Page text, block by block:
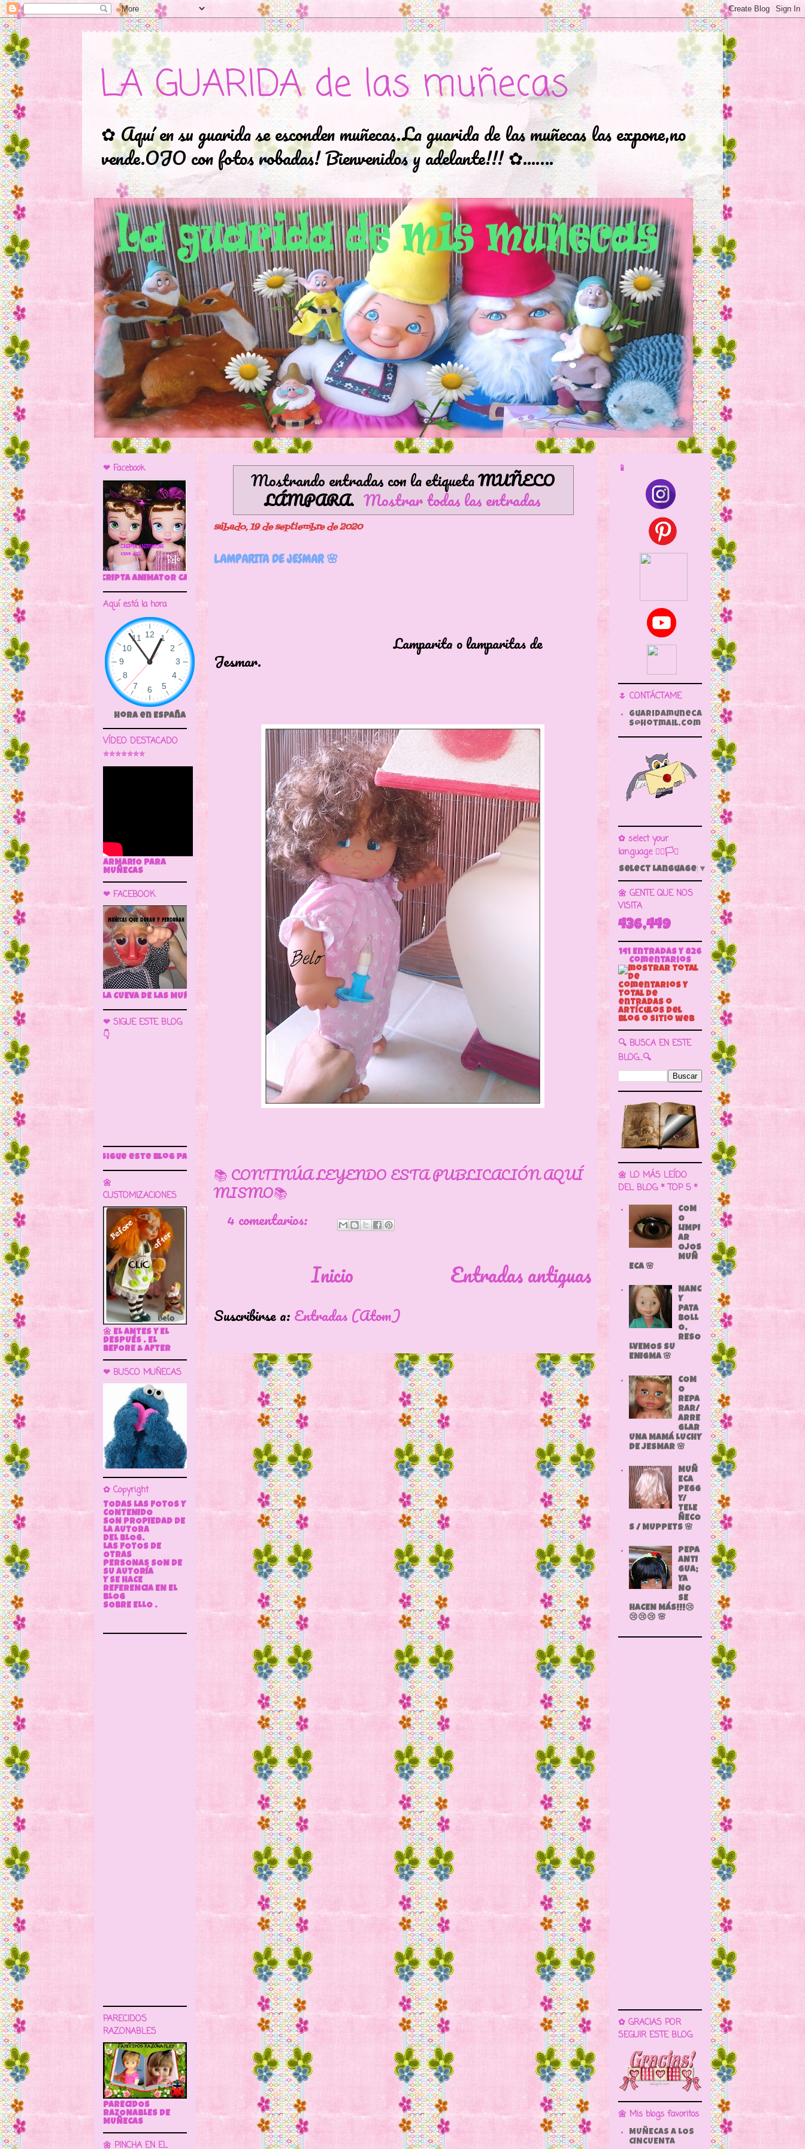
LA GUARIDA de las muñecas
✿ Aquí en su guarida se esconden muñecas.La guarida de las muñecas las expone,no
vende.OJO con fotos robadas! Bienvenidos y adelante!!! ✿...….
Mostrando entradas con la etiquetaMUÑECO
LÁMPARA. Mostrar todas las entradas
sábado, 19 de septiembre de 2020
LAMPARITA DE JESMAR 🌸
Lamparita o lamparitas de
Jesmar.
📚 CONTINÚA LEYENDO ESTA PUBLICACIÓN AQUÍ
MISMO📚
4 comentarios:
Entradas antiguas
Inicio
Suscribirse a: Entradas (Atom)
❤ Facebook
🌼CRIPTA ANIMATOR CAVE DOLL
Aquí está la hora
Hora en España
VÍDEO DESTACADO
⭐⭐⭐⭐⭐⭐⭐
ARMARIO PARA
MUÑECAS
❤ FACEBOOK
🌼 LA CUEVA DE LAS MUÑECAS
❤ SIGUE ESTE BLOG
👇
Sigue este blog para más información
🌼
CUSTOMIZACIONES
🌼 EL ANTES Y EL
DESPUÉS . EL
BEFORE & AFTER
❤ BUSCO MUÑECAS
✿ Copyright
TODAS LAS FOTOS Y
CONTENIDO
SON PROPIEDAD DE
LA AUTORA
DEL BLOG.
LAS FOTOS DE
OTRAS
PERSONAS SON DE
SU AUTORÍA
Y SE HACE
REFERENCIA EN EL
BLOG
SOBRE ELLO .
PARECIDOS
RAZONABLES
PARECIDOS
RAZONABLES DE
MUÑECAS
🌼 PINCHA EN EL
📱
🌷 CONTÁCTAME
guaridamuneca
s@hotmail.com
✿ select your
language 🏳️‍🌈🏳️🏁
Select Language ▼
🌼 GENTE QUE NOS
VISITA
436,449
141 Entradas y 826
Comentarios
🔍 BUSCA EN ESTE
BLOG...🔍
🌼 LO MÁS LEÍDO
DEL BLOG * TOP 5 *
COM
O
LIMPI
AR
OJOS
MUÑ
ECA 🌸
NANC
Y
PATA
BOLL
O,
RESO
LVEMOS SU
ENIGMA 🌸
COM
O
REPA
RAR/
ARRE
GLAR
UNA MAMÁ LUCHY
DE JESMAR 🌸
MUÑ
ECA
PEGG
Y/
TELE
ÑECO
S / MUPPETS 🌸
PEPA
ANTI
GUA;
YA
NO
SE
HACEN MÁS!!!😢
😢😢😢 🌸
✿ GRACIAS POR
SEGUIR ESTE BLOG
🌼 Mis blogs favoritos
MUÑECAS A LOS
CINCUENTA